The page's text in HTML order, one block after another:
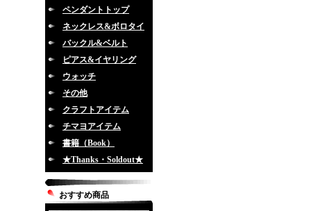
ペンダントトップ
ネックレス&ボロタイ
バックル&ベルト
ピアス&イヤリング
ウォッチ
その他
クラフトアイテム
チマヨアイテム
書籍（Book）
★Thanks・Soldout★
おすすめ商品